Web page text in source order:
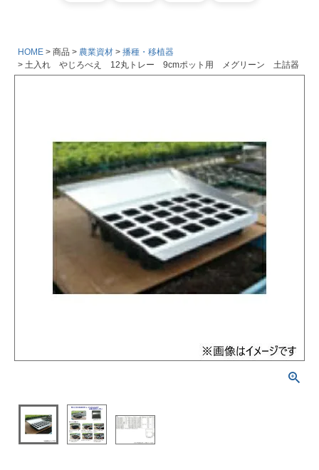
HOME 商品 農業資材
播種・移植器
土入れ やじろべえ 12丸トレー 9cmポット用 メグリーン 土詰器